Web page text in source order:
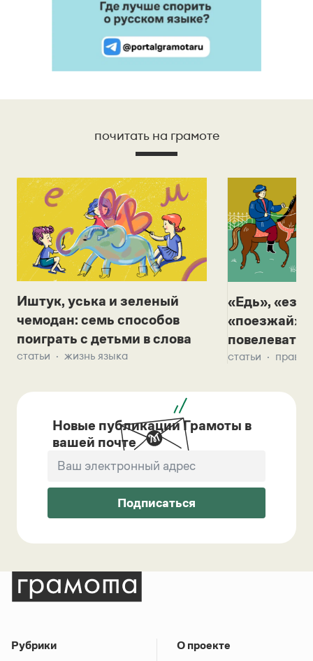
почитать на грамоте
Иштук, уська и зеленый
чемодан: семь способов
поиграть с детьми в слова
статьи жизнь языка
«Едь»,
«поезжай»?
повелевать
статьи
Новые публикации Грамоты в
вашей почте
Подписаться
Рубрики О проекте